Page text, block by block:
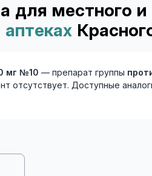
для местного
мг №10 — препарат группы
отсутствует. Доступные